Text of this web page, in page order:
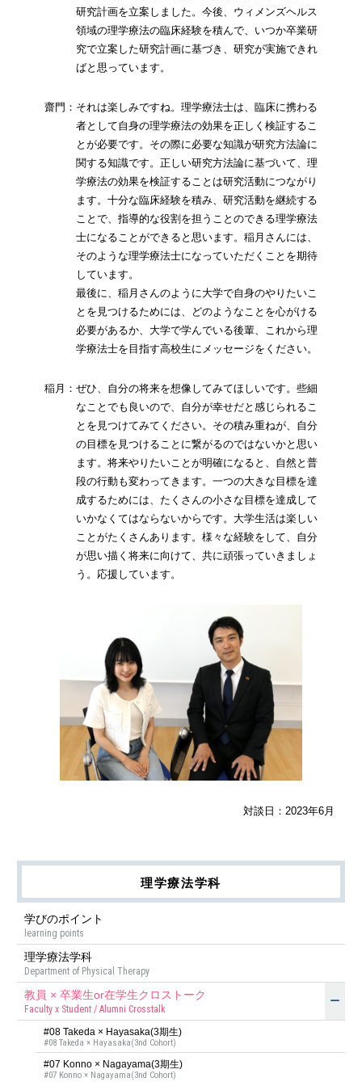
研究計画を立案しました。今後、ウィメンズヘルス
領域の理学療法の臨床経験を積んで、いつか卒業研
究で立案した研究計画に基づき、研究が実施できれ
ばと思っています。
齋門：それは楽しみですね。理学療法士は、臨床に携わる
者として自身の理学療法の効果を正しく検証するこ
とが必要です。その際に必要な知識が研究方法論に
関する知識です。正しい研究方法論に基づいて、理
学療法の効果を検証することは研究活動につながり
ます。十分な臨床経験を積み、研究活動を継続する
ことで、指導的な役割を担うことのできる理学療法
士になることができると思います。稲月さんには、
そのような理学療法士になっていただくことを期待
しています。
最後に、稲月さんのように大学で自身のやりたいこ
とを見つけるためには、どのようなことを心がける
必要があるか、大学で学んでいる後輩、これから理
学療法士を目指す高校生にメッセージをください。
稲月：ぜひ、自分の将来を想像してみてほしいです。些細
なことでも良いので、自分が幸せだと感じられるこ
とを見つけてみてください。その積み重ねが、自分
の目標を見つけることに繋がるのではないかと思い
ます。将来やりたいことが明確になると、自然と普
段の行動も変わってきます。一つの大きな目標を達
成するためには、たくさんの小さな目標を達成して
いかなくてはならないからです。大学生活は楽しい
ことがたくさんあります。様々な経験をして、自分
が思い描く将来に向けて、共に頑張っていきましょ
う。応援しています。
対談日：2023年6月
理学療法学科
学びのポイント
learning points
理学療法学科
Department of Physical Therapy
教員 × 卒業生or在学生クロストーク
Faculty x Student / Alumni Crosstalk
#08 Takeda × Hayasaka(3期⽣)
#08 Takeda × Hayasaka(3nd Cohort)
#07 Konno × Nagayama(3期⽣)
#07 Konno × Nagayama(3nd Cohort)